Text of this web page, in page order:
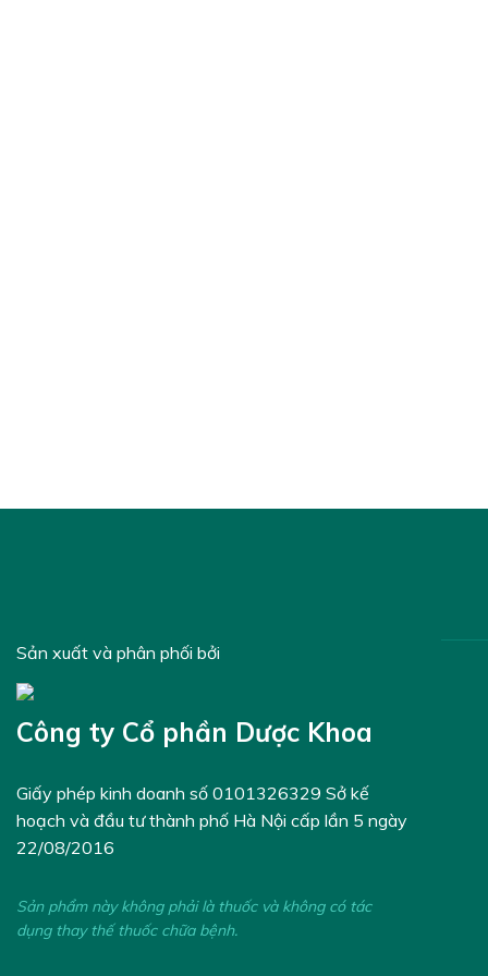
Sản xuất và phân phối bởi
Công ty Cổ phần Dược Khoa
Giấy phép kinh doanh số 0101326329 Sở kế
hoạch và đầu tư thành phố Hà Nội cấp lần 5 ngày
22/08/2016
Sản phẩm này không phải là thuốc và không có tác
dụng thay thế thuốc chữa bệnh.